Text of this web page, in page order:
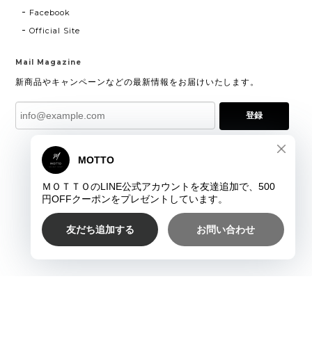
Facebook
Official Site
Mail Magazine
新商品やキャンペーンなどの最新情報をお届けいたします。
登録